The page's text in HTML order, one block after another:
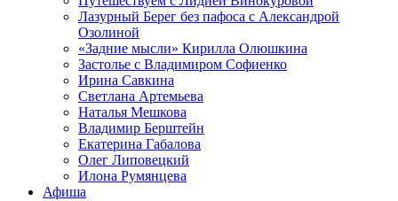
Лазурный Берег без пафоса с Александрой
Озолиной
«Задние мысли» Кирилла Олюшкина
Застолье с Владимиром Софиенко
Ирина Савкина
Светлана Артемьева
Наталья Мешкова
Владимир Берштейн
Екатерина Габалова
Олег Липовецкий
Илона Румянцева
Афиша